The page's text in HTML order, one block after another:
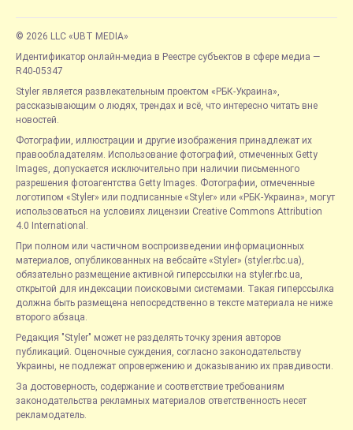
© 2026 LLC «UBT MEDIA»
Идентификатор онлайн-медиа в Реестре субъектов в сфере медиа —
R40-05347
Styler является развлекательным проектом «РБК-Украина»,
рассказывающим о людях, трендах и всё, что интересно читать вне
новостей.
Фотографии, иллюстрации и другие изображения принадлежат их
правообладателям. Использование фотографий, отмеченных Getty
Images, допускается исключительно при наличии письменного
разрешения фотоагентства Getty Images. Фотографии, отмеченные
логотипом «Styler» или подписанные «Styler» или «РБК-Украина», могут
использоваться на условиях лицензии Creative Commons Attribution
4.0 International.
При полном или частичном воспроизведении информационных
материалов, опубликованных на вебсайте «Styler» (styler.rbc.ua),
обязательно размещение активной гиперссылки на styler.rbc.ua,
открытой для индексации поисковыми системами. Такая гиперссылка
должна быть размещена непосредственно в тексте материала не ниже
второго абзаца.
Редакция "Styler" может не разделять точку зрения авторов
публикаций. Оценочные суждения, согласно законодательству
Украины, не подлежат опровержению и доказыванию их правдивости.
За достоверность, содержание и соответствие требованиям
законодательства рекламных материалов ответственность несет
рекламодатель.